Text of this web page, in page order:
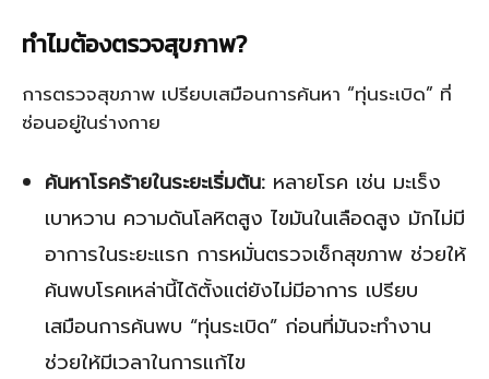
ทำไมต้องตรวจสุขภาพ?
การตรวจสุขภาพ เปรียบเสมือนการค้นหา “ทุ่นระเบิด” ที่
ซ่อนอยู่ในร่างกาย
ค้นหาโรคร้ายในระยะเริ่มต้น: หลายโรค เช่น มะเร็ง
เบาหวาน ความดันโลหิตสูง ไขมันในเลือดสูง มักไม่มี
อาการในระยะแรก การหมั่นตรวจเช็กสุขภาพ ช่วยให้
ค้นพบโรคเหล่านี้ได้ตั้งแต่ยังไม่มีอาการ เปรียบ
เสมือนการค้นพบ “ทุ่นระเบิด” ก่อนที่มันจะทำงาน
ช่วยให้มีเวลาในการแก้ไข